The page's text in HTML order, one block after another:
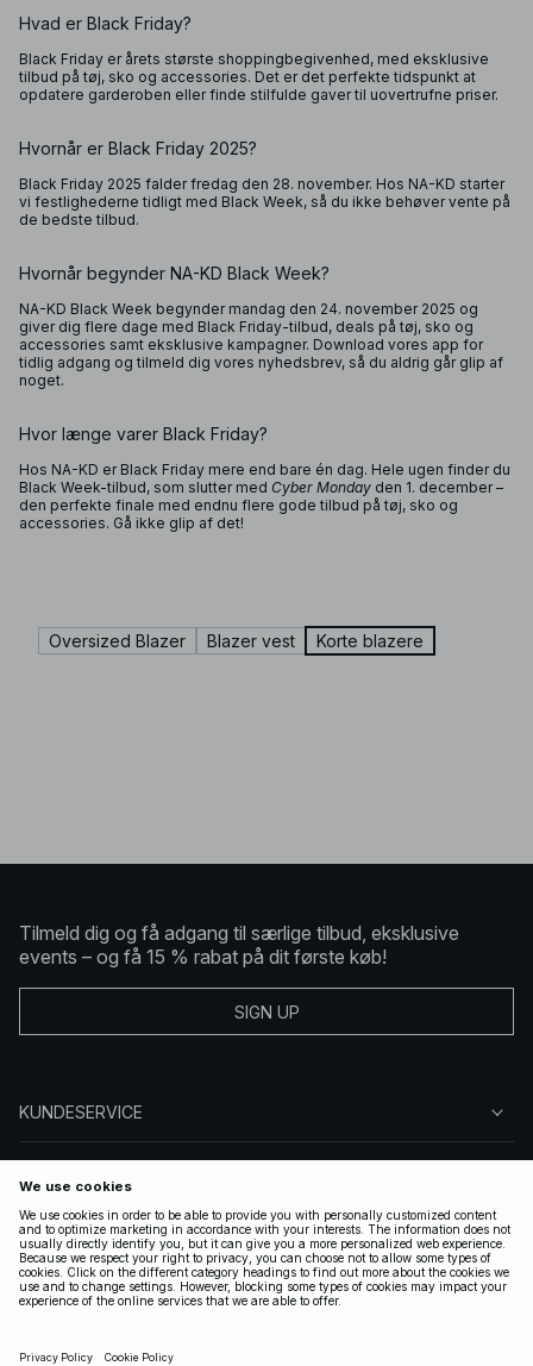
Hvad er Black Friday?
Black Friday er årets største shoppingbegivenhed, med eksklusive
tilbud på tøj, sko og accessories. Det er det perfekte tidspunkt at
opdatere garderoben eller finde stilfulde gaver til uovertrufne priser.
Hvornår er Black Friday 2025?
Black Friday 2025 falder fredag den 28. november. Hos NA-KD starter
vi festlighederne tidligt med Black Week, så du ikke behøver vente på
de bedste tilbud.
Hvornår begynder NA-KD Black Week?
NA-KD Black Week begynder mandag den 24. november 2025 og
giver dig flere dage med Black Friday-tilbud, deals på tøj, sko og
accessories samt eksklusive kampagner. Download vores app for
tidlig adgang og tilmeld dig vores nyhedsbrev, så du aldrig går glip af
noget.
Hvor længe varer Black Friday?
Hos NA-KD er Black Friday mere end bare én dag. Hele ugen finder du
Black Week-tilbud, som slutter med Cyber Monday den 1. december –
den perfekte finale med endnu flere gode tilbud på tøj, sko og
accessories. Gå ikke glip af det!
Oversized Blazer Blazer vest Korte blazere
Tilmeld dig og få adgang til særlige tilbud, eksklusive
events – og få 15 % rabat på dit første køb!
SIGN UP
KUNDESERVICE
FØLG OS
GYLDIGE